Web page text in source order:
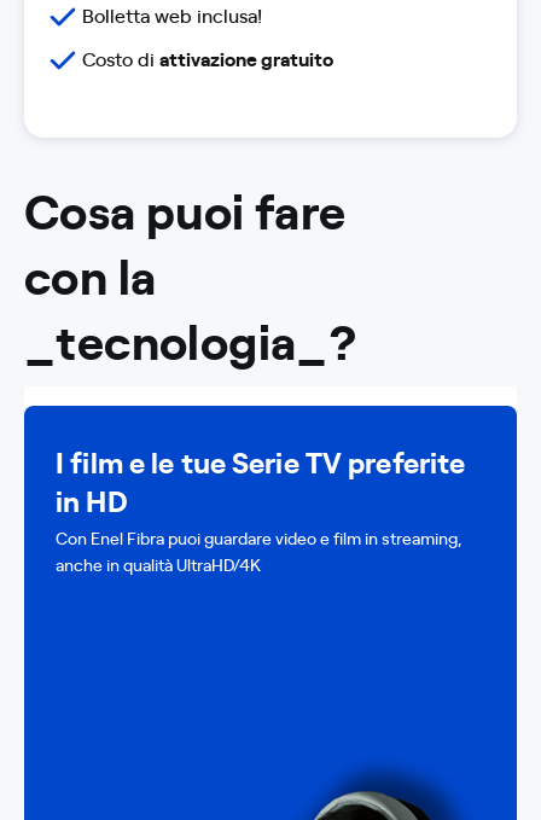
Bolletta web inclusa!
Costo di attivazione gratuito
Cosa puoi fare
con la
_tecnologia_?
I film e le tue Serie TV preferite
in HD
Con Enel Fibra puoi guardare video e film in streaming,
anche in qualità UltraHD/4K